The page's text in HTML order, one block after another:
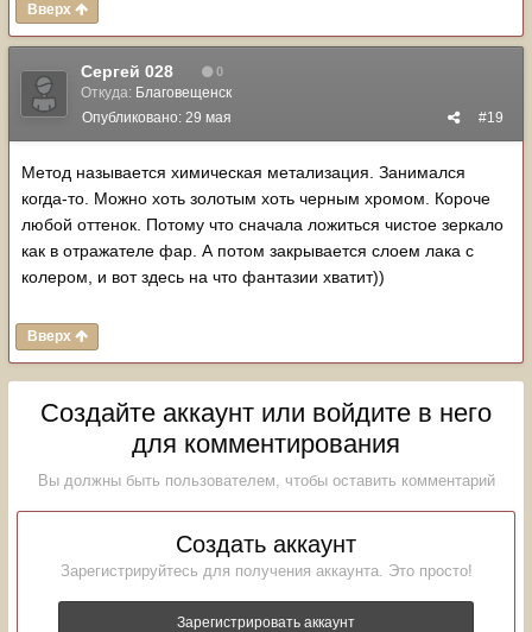
Вверх
Сергей 028 0
Откуда: Благовещенск
#19
Опубликовано: 29 мая
Метод называется химическая метализация. Занимался
когда-то. Можно хоть золотым хоть черным хромом. Короче
любой оттенок. Потому что сначала ложиться чистое зеркало
как в отражателе фар. А потом закрывается слоем лака с
колером, и вот здесь на что фантазии хватит))
Вверх
Создайте аккаунт или войдите в него
для комментирования
Вы должны быть пользователем, чтобы оставить комментарий
Создать аккаунт
Зарегистрируйтесь для получения аккаунта. Это просто!
Зарегистрировать аккаунт